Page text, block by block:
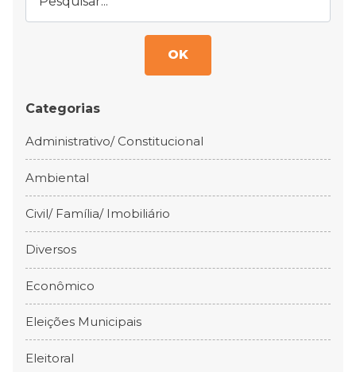
OK
Categorias
Administrativo/ Constitucional
Ambiental
Civil/ Família/ Imobiliário
Diversos
Econômico
Eleições Municipais
Eleitoral